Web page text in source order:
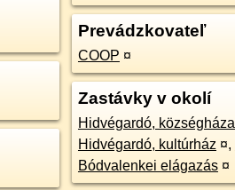
Prevádzkovateľ
COOP ¤
Zastávky v okolí
Hidvégardó, községháza
Hidvégardó, kultúrház ¤,
Bódvalenkei elágazás ¤